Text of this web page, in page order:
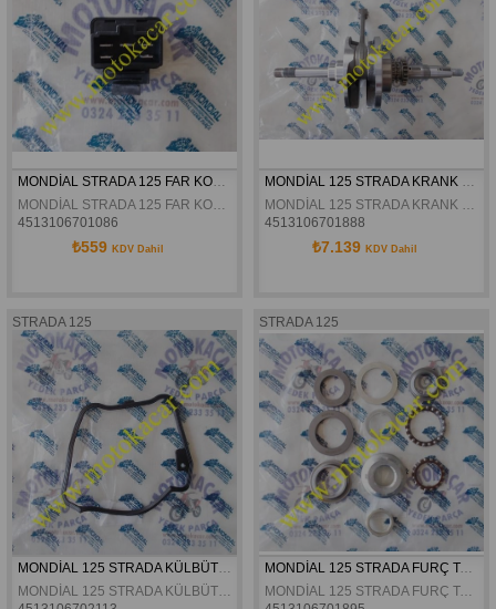
MONDİAL STRADA 125 FAR KONTROL ROLÜ ORJİNAL
MONDİAL STRADA 125 FAR KONTROL ROLÜ ORJİNAL
4513106701086
₺559 KDV Dahil
MONDİAL 125 STRADA KRANK ORJİNAL
MONDİAL 125 STRADA KRANK ORJİNAL
4513106701888
₺7.139 KDV Dahil
STRADA 125
MONDİAL 125 STRADA KÜLBÜTÖR KAPAK ORİNGİ ORJİNAL
MONDİAL 125 STRADA KÜLBÜTÖR KAPAK ORİNGİ ORJİNAL
STRADA 125
MONDİAL 125 STRADA FURÇ TAKIMI ORJİNAL
MONDİAL 125 STRADA FURÇ TAKIMI ORJİNAL